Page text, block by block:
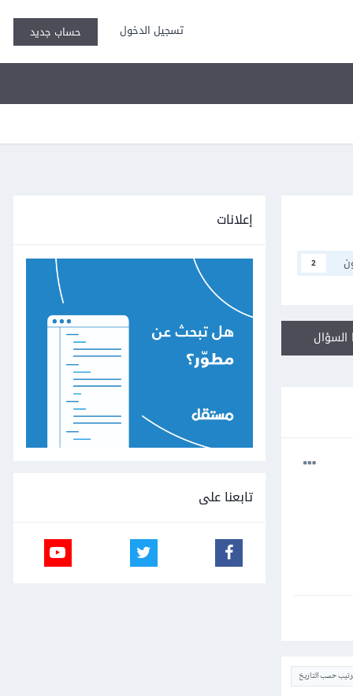
تسجيل الدخول حساب جديد
2
حسب التاريخ
إعلانات
تابعنا على